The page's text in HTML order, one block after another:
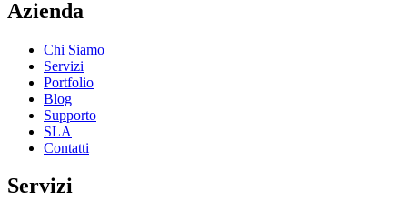
Azienda
Chi Siamo
Servizi
Portfolio
Blog
Supporto
SLA
Contatti
Servizi